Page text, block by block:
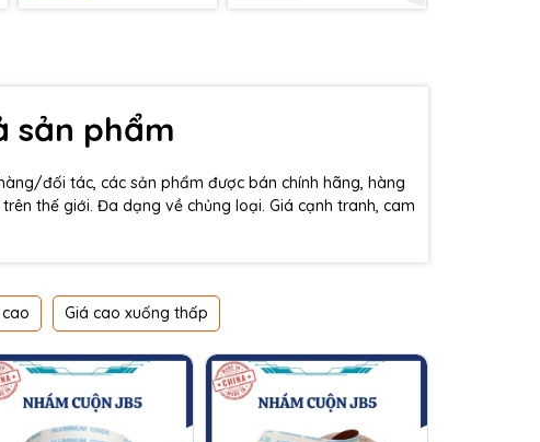
sản phẩm
đối tác, các sản phẩm được bán chính hãng, hàng
thế giới. Đa dạng về chủng loại. Giá cạnh tranh, cam
Giá cao xuống thấp